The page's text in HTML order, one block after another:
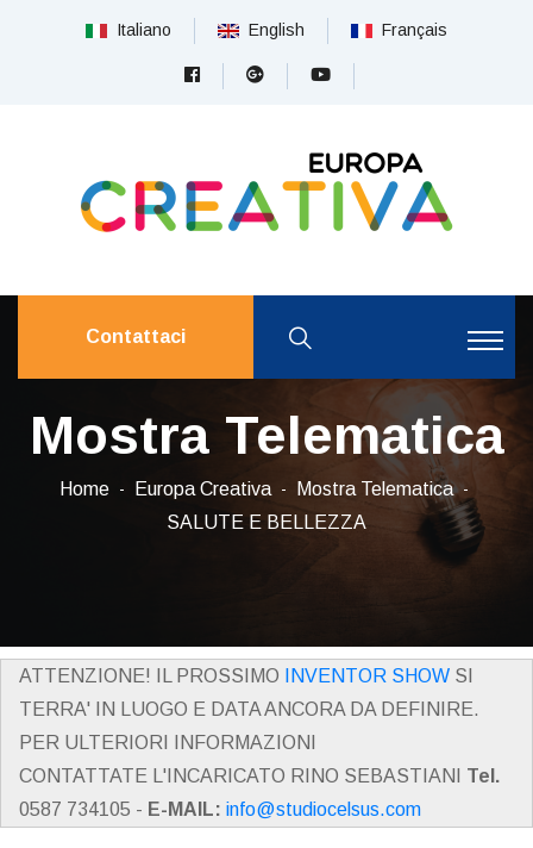
Italiano English Français
Contattaci
Mostra Telematica
Home Europa Creativa
Mostra Telematica
SALUTE E BELLEZZA
ATTENZIONE! IL PROSSIMO INVENTOR SHOW SI
TERRA' IN LUOGO E DATA ANCORA DA DEFINIRE.
PER ULTERIORI INFORMAZIONI
CONTATTATE L'INCARICATO RINO SEBASTIANI Tel.
0587 734105 - E-MAIL: info@studiocelsus.com